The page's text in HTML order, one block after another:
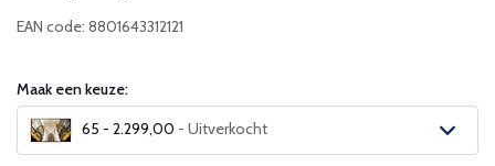
EAN code: 8801643312121
Maak een keuze:
65 - 2.299,00 - Uitverkocht